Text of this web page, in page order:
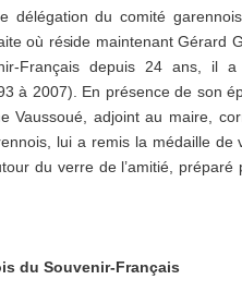
délégation du comité
où réside maintenant Gérard
Français depuis 24 ans, il
à 2007). En présence de son
Vaussoué, adjoint au maire,
lui a remis la médaille de
du verre de l’amitié,
du Souvenir-Français